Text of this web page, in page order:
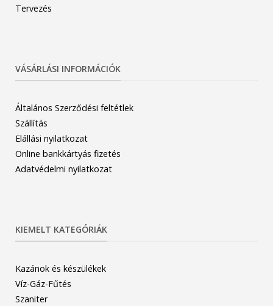
Tervezés
VÁSÁRLÁSI INFORMÁCIÓK
Általános Szerződési feltétlek
Szállítás
Elállási nyilatkozat
Online bankkártyás fizetés
Adatvédelmi nyilatkozat
KIEMELT KATEGÓRIÁK
Kazánok és készülékek
Víz-Gáz-Fűtés
Szaniter